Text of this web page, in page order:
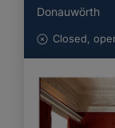
Donauwörth
Closed,